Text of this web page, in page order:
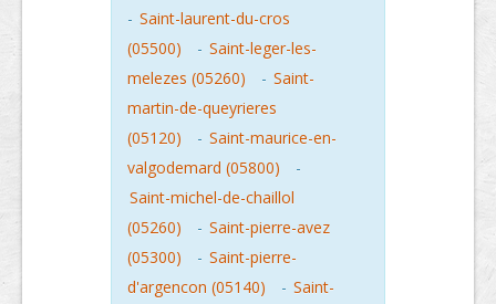
- Saint-laurent-du-cros
(05500)
- Saint-leger-les-
melezes (05260)
- Saint-
martin-de-queyrieres
(05120)
- Saint-maurice-en-
valgodemard (05800)
-
Saint-michel-de-chaillol
(05260)
- Saint-pierre-avez
(05300)
- Saint-pierre-
d'argencon (05140)
- Saint-